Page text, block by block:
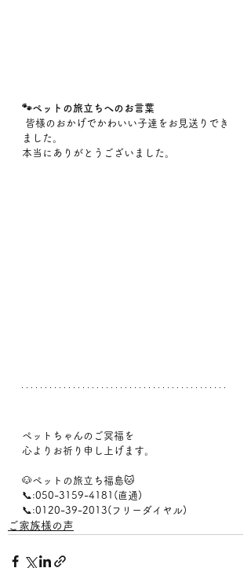
🐾ペットの旅立ちへのお言葉
ました。
本当にありがとうございました。
ペットちゃんのご冥福を
心よりお祈り申し上げます。
🐶ペットの旅立ち福島🐱
📞:050-3159-4181(直通)
📞:0120-39-2013(フリーダイヤル)
ご家族様の声